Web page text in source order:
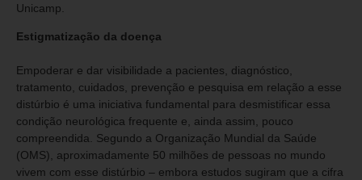
Unicamp.
Estigmatização da doença
Empoderar e dar visibilidade a pacientes, diagnóstico,
tratamento, cuidados, prevenção e pesquisa em relação a esse
distúrbio é uma iniciativa fundamental para desmistificar essa
condição neurológica frequente e, ainda assim, pouco
compreendida. Segundo a Organização Mundial da Saúde
(OMS), aproximadamente 50 milhões de pessoas no mundo
vivem com esse distúrbio – embora estudos sugiram que a cifra